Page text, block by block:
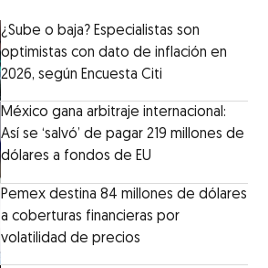
¿Sube o baja? Especialistas son
optimistas con dato de inflación en
2026, según Encuesta Citi
México gana arbitraje internacional:
Así se ‘salvó’ de pagar 219 millones de
dólares a fondos de EU
Pemex destina 84 millones de dólares
a coberturas financieras por
volatilidad de precios